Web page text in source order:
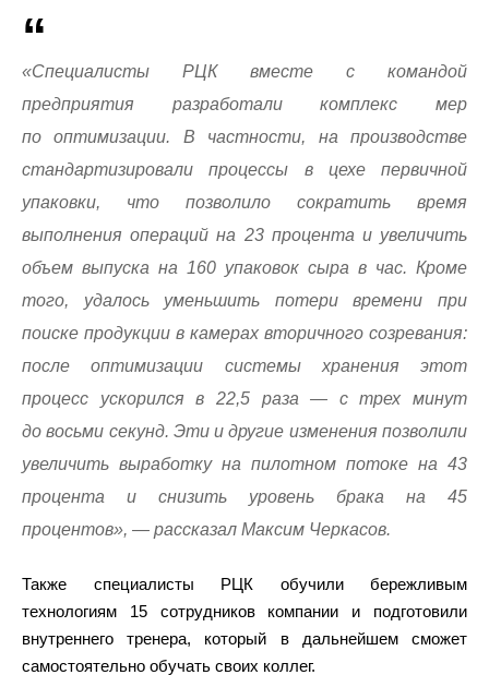
«Специалисты РЦК вместе с командой
предприятия разработали комплекс мер
по оптимизации. В частности, на производстве
стандартизировали процессы в цехе первичной
упаковки, что позволило сократить время
выполнения операций на 23 процента и увеличить
объем выпуска на 160 упаковок сыра в час. Кроме
того, удалось уменьшить потери времени при
поиске продукции в камерах вторичного созревания:
после оптимизации системы хранения этот
процесс ускорился в 22,5 раза — с трех минут
до восьми секунд. Эти и другие изменения позволили
увеличить выработку на пилотном потоке на 43
процента и снизить уровень брака на 45
процентов», — рассказал Максим Черкасов.
Также специалисты РЦК обучили бережливым
технологиям 15 сотрудников компании и подготовили
внутреннего тренера, который в дальнейшем сможет
самостоятельно обучать своих коллег.